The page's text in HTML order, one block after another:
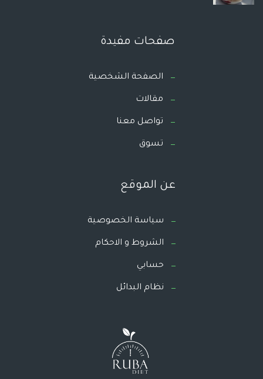
صفحات مفيدة
الصفحة الشخصية
مقالات
تواصل معنا
تسوق
عن الموقع
سياسة الخصوصية
الشروط و الاحكام
حسابي
نظام البدائل